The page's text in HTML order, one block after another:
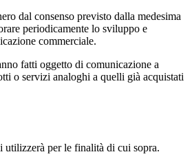
dal consenso previsto dalla medesima
periodicamente lo sviluppo e
commerciale.
fatti oggetto di comunicazione a
o servizi analoghi a quelli già acquistati
utilizzerà per le finalità di cui sopra.